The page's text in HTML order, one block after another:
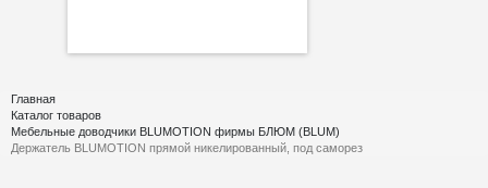
Главная
Каталог товаров
Мебельные доводчики BLUMOTION фирмы БЛЮМ (BLUM)
Держатель BLUMOTION прямой никелированный, под саморез